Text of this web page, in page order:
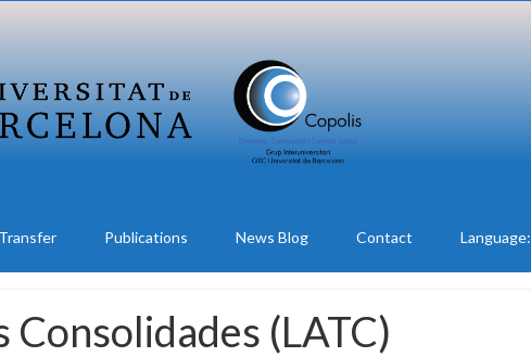
Transfer Publications News Blog Contact Language:
Consolidades (LATC)